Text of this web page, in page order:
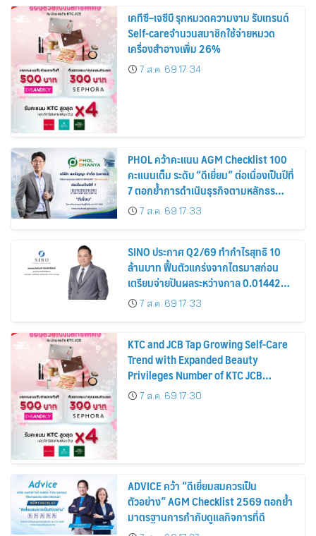
เคทีซี–เจซีบี รุกหมวดความงาม รับเทรนด์
Self-careจำนวนสมาชิกใช้จ่ายหมวด
เครื่องสำอางเพิ่ม 26%
7 ส.ค. 69 17:34
PHOL คว้าคะแนน AGM Checklist 100
คะแนนเต็ม ระดับ “ดีเยี่ยม” ต่อเนื่องเป็นปีที่
7 ตอกย้ำการดำเนินธุรกิจตามหลักธร
รมาภิบาล โปร่งใส สร้างความเชื่อมั่นผู้ถือ
หุ้น
7 ส.ค. 69 17:33
SINO ประกาศ Q2/69 ทำกำไรสุทธิ 10
ล้านบาท ฟื้นตัวแกร่งจากไตรมาสก่อน
เตรียมจ่ายปันผลระหว่างกาล 0.014423
บาทต่อหุ้น ครึ่งปีหลังมุ่งเติบโตต่อเนื่อง
7 ส.ค. 69 17:33
KTC and JCB Tap Growing Self-Care
Trend with Expanded Beauty
Privileges Number of KTC JCB
Cardmembers Spending on
Cosmetics Rises 26%
7 ส.ค. 69 17:30
ADVICE คว้า “ดีเยี่ยมสมควรเป็น
ตัวอย่าง” AGM Checklist 2569 ตอกย้ำ
มาตรฐานการกำกับดูแลกิจการที่ดี